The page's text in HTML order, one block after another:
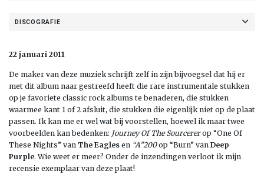
DISCOGRAFIE
22 januari 2011
De maker van deze muziek schrijft zelf in zijn bijvoegsel dat hij er
met dit album naar gestreefd heeft die rare instrumentale stukken
op je favoriete classic rock albums te benaderen, die stukken
waarmee kant 1 of 2 afsluit, die stukken die eigenlijk niet op de plaat
passen. Ik kan me er wel wat bij voorstellen, hoewel ik maar twee
voorbeelden kan bedenken: Journey Of The Sourcererop “One Of
These Nights” van The Eagles en “A”200op “Burn” van Deep
Purple. Wie weet er meer? Onder de inzendingen verloot ik mijn
recensie exemplaar van deze plaat!